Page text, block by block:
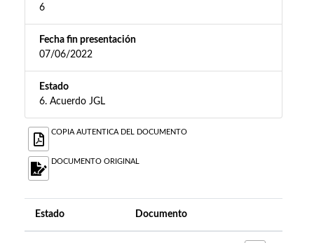
6
Fecha fin presentación
07/06/2022
Estado
6. Acuerdo JGL
COPIA AUTENTICA DEL DOCUMENTO
DOCUMENTO ORIGINAL
Estado Documento